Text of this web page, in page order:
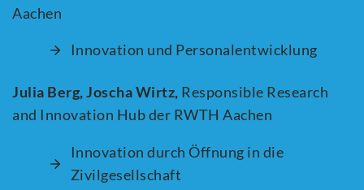
Aachen
Innovation und Personalentwicklung
Julia Berg,Joscha Wirtz, Responsible Research
and Innovation Hub der RWTH Aachen
Innovation durch Öffnung in die
Zivilgesellschaft